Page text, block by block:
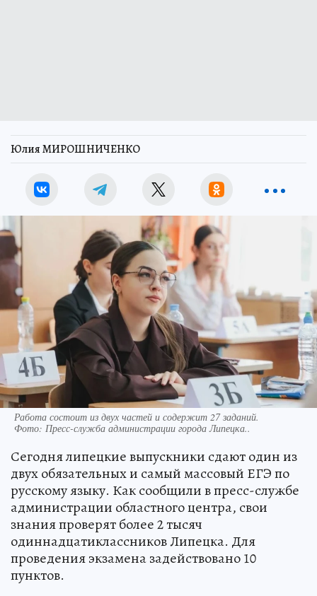
Юлия МИРОШНИЧЕНКО
Работа состоит из двух частей и содержит 27 заданий.
Фото: Пресс-служба администрации города Липецка..
Сегодня липецкие выпускники сдают один из
двух обязательных и самый массовый ЕГЭ по
русскому языку. Как сообщили в пресс-службе
администрации областного центра, свои
знания проверят более 2 тысяч
одиннадцатиклассников Липецка. Для
проведения экзамена задействовано 10
пунктов.